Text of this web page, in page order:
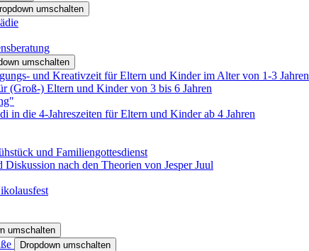
umschalten
umschalten
und Kreativzeit für Eltern und Kinder im Alter von 1-3 Jahren
(Groß-) Eltern und Kinder von 3 bis 6 Jahren
in die 4-Jahreszeiten für Eltern und Kinder ab 4 Jahren
und Familiengottesdienst
nach den Theorien von Jesper Juul
umschalten
Dropdown umschalten